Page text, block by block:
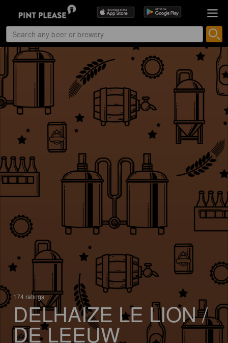
174 ratings
DELHAIZE LE LION /
DE LEEUW